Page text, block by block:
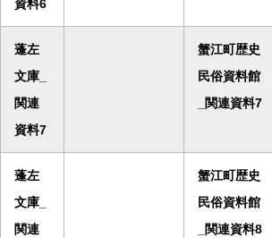
資料6
蓬左
文庫_
関連
資料7
蟹江町歴史
民俗資料館
_関連資料7
蓬左
文庫_
関連
蟹江町歴史
民俗資料館
_関連資料8